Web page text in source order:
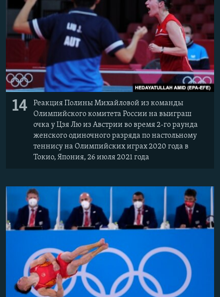
14
Реакция Полины Михайловой из команды
Олимпийского комитета России на выиграш
очка у Цзя Лю из Австрии во время 2-го раунда
женского одиночного разряда по настольному
теннису на Олимпийских играх 2020 года в
Токио, Япония, 26 июля 2021 года